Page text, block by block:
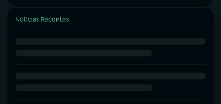
Notícias Recentes